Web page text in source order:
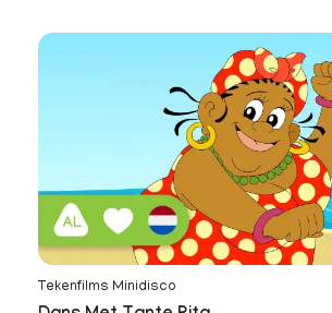
Tekenfilms Minidisco